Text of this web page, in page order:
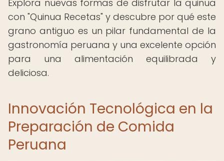
Explora nuevas formas de disfrutar la quinua
con "Quinua Recetas" y descubre por qué este
grano antiguo es un pilar fundamental de la
gastronomía peruana y una excelente opción
para una alimentación equilibrada y
deliciosa.
Innovación Tecnológica en la
Preparación de Comida
Peruana